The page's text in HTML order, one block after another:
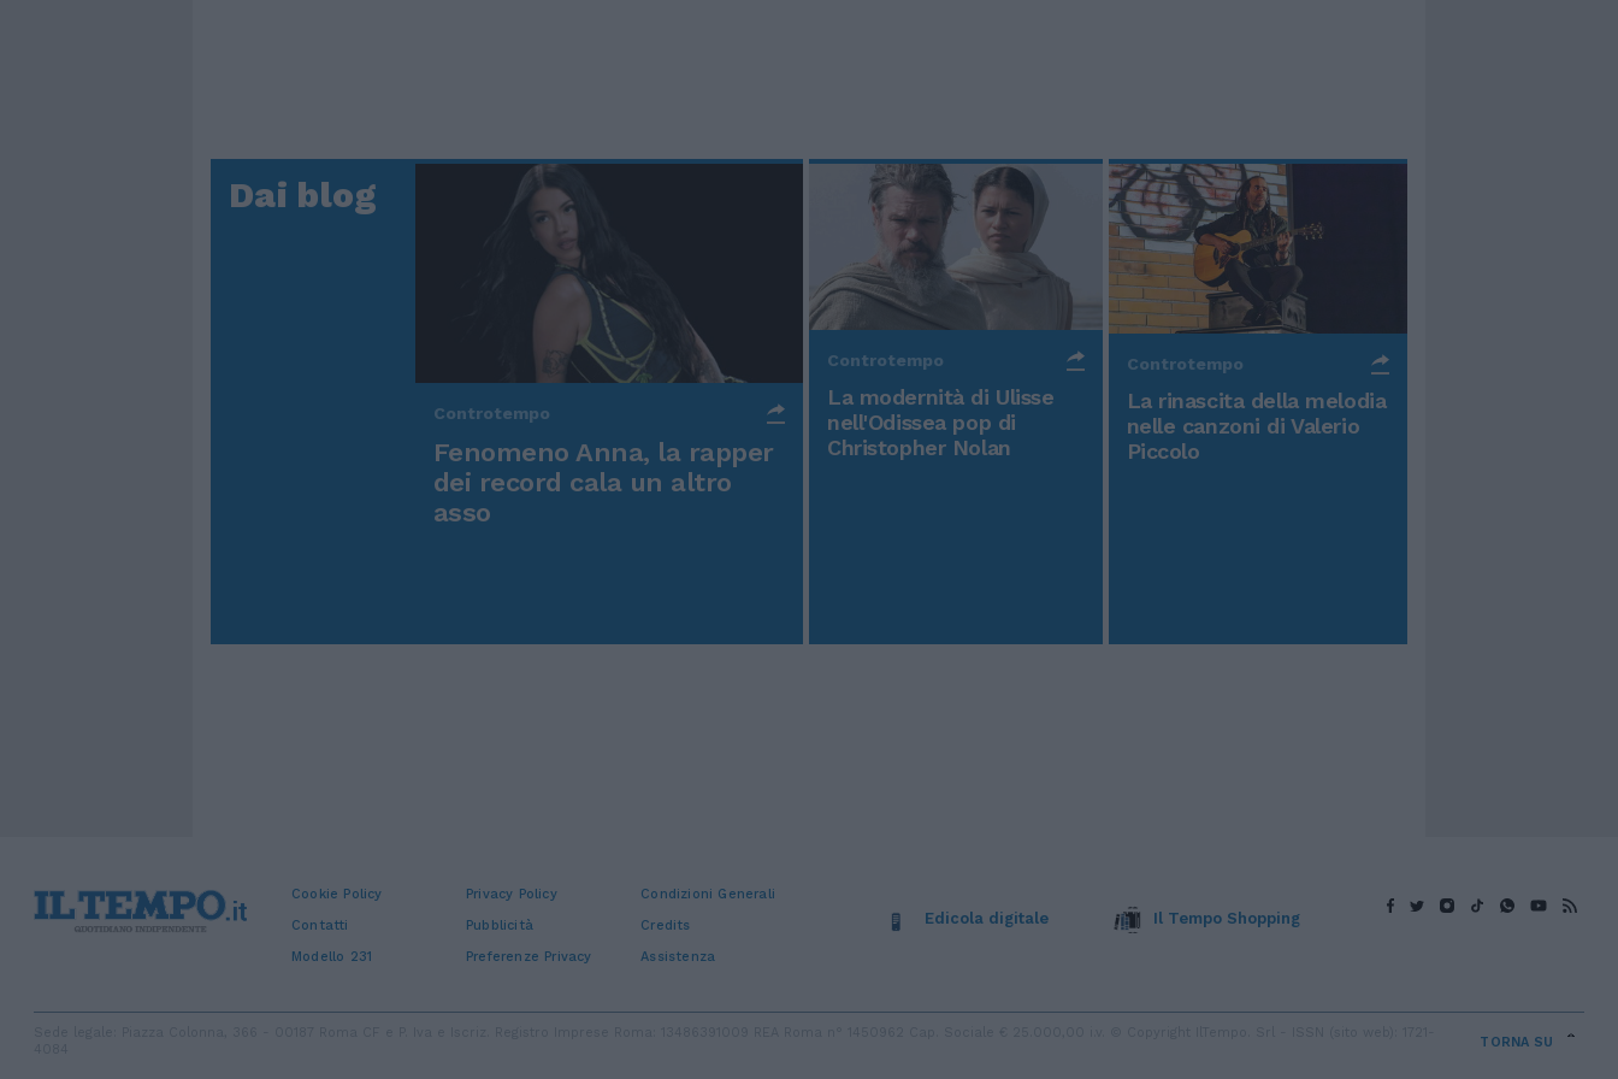
Dai blog
Controtempo
Fenomeno Anna, la rapper
dei record cala un altro
asso
Controtempo
La modernità di Ulisse
nell'Odissea pop di
Christopher Nolan
Controtempo
La rinascita della melodia
nelle canzoni di Valerio
Piccolo
Cookie Policy Privacy Policy
Condizioni Generali
Contatti
Pubblicità
Credits
Modello 231
Preferenze Privacy Assistenza
Edicola digitale Il Tempo Shopping
TORNA SU